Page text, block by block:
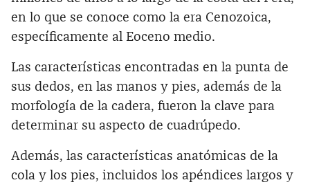
en lo que se conoce como la era Cenozoica,
específicamente al Eoceno medio.
Las características encontradas en la punta de
sus dedos, en las manos y pies, además de la
morfología de la cadera, fueron la clave para
determinar su aspecto de cuadrúpedo.
Además, las características anatómicas de la
cola y los pies, incluidos los apéndices largos y